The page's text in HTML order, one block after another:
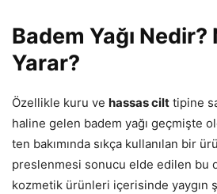
Badem Yağı Nedir?
Yarar?
Özellikle kuru ve hassas cilt tipine
haline gelen badem yağı geçmişte
ten bakımında sıkça kullanılan bir
preslenmesi sonucu elde edilen bu
kozmetik ürünleri içerisinde yaygın